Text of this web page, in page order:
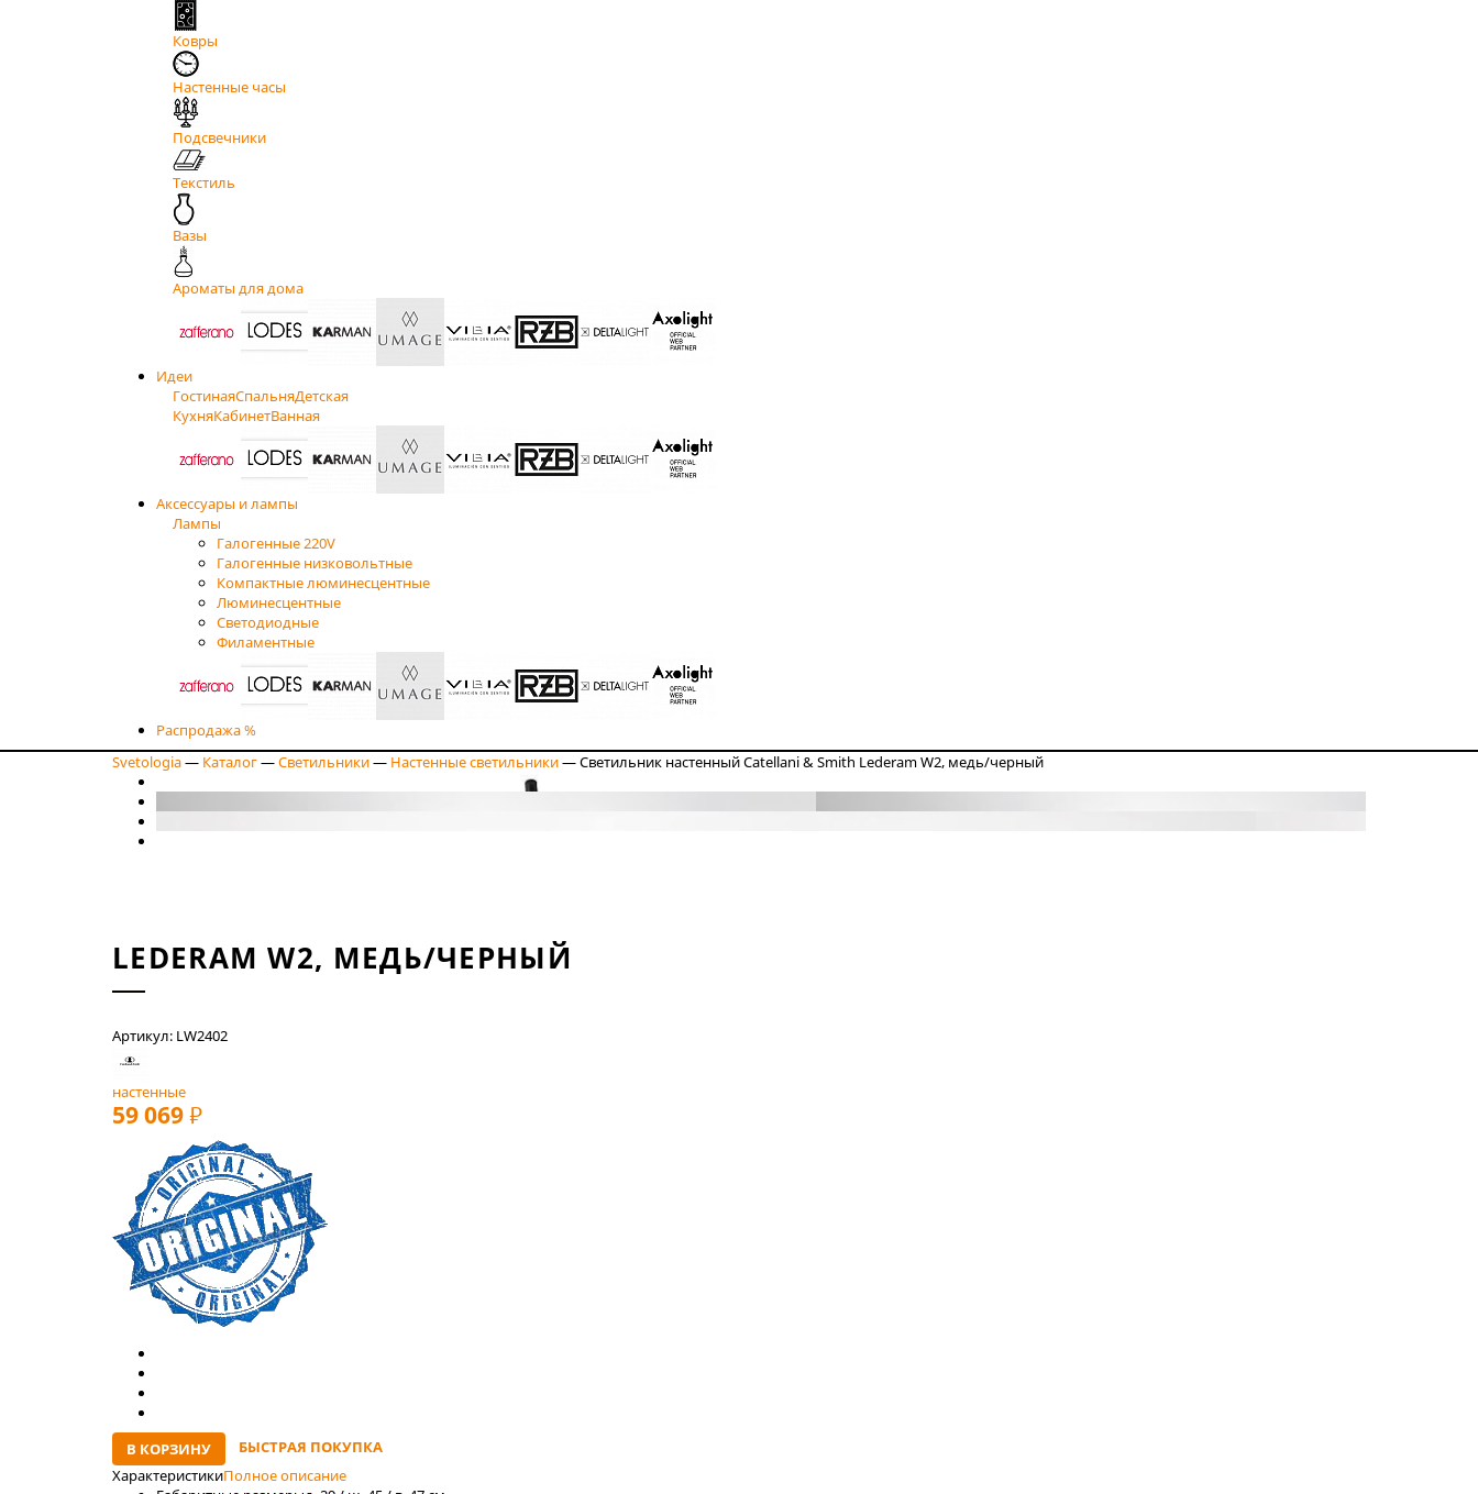
Ковры
Настенные часы
Подсвечники
Текстиль
Вазы
Ароматы для дома
Идеи
ГостинаяСпальняДетская
КухняКабинетВанная
Аксессуары и лампы
Лампы
Галогенные 220V
Галогенные низковольтные
Компактные люминесцентные
Люминесцентные
Светодиодные
Филаментные
Распродажа %
Svetologia— Каталог—Светильники— Настенные светильники—Светильник настенный Catellani & Smith Lederam W2, медь/черный
LEDERAM W2, МЕДЬ/ЧЕРНЫЙ
Артикул: LW2402
настенные
59 069 РУБ
В КОРЗИНУ
БЫСТРАЯ ПОКУПКА
ХарактеристикиПолное описание